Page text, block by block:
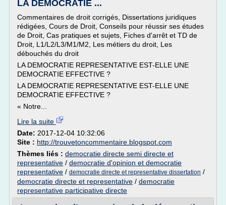
LA DEMOCRATIE ...
Commentaires de droit corrigés, Dissertations juridiques
rédigées, Cours de Droit, Conseils pour réussir ses études
de Droit, Cas pratiques et sujets, Fiches d'arrêt et TD de
Droit, L1/L2/L3/M1/M2, Les métiers du droit, Les
débouchés du droit
LA DEMOCRATIE REPRESENTATIVE EST-ELLE UNE
DEMOCRATIE EFFECTIVE ?
LA DEMOCRATIE REPRESENTATIVE EST-ELLE UNE
DEMOCRATIE EFFECTIVE ?
« Notre...
Lire la suite
Date: 2017-12-04 10:32:06
Site : http://trouvetoncommentaire.blogspot.com
Thèmes liés : democratie directe semi directe et
representative / democratie d'opinion et democratie
representative / democratie directe et representative dissertation /
democratie directe et representative / democratie
representative participative directe